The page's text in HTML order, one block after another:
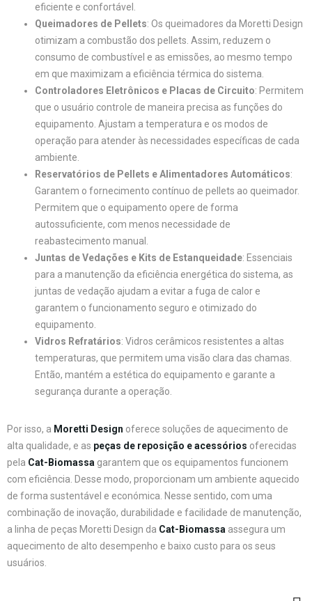
eficiente e confortável.
Queimadores de Pellets: Os queimadores da Moretti Design
otimizam a combustão dos pellets. Assim, reduzem o
consumo de combustível e as emissões, ao mesmo tempo
em que maximizam a eficiência térmica do sistema.
Controladores Eletrônicos e Placas de Circuito: Permitem
que o usuário controle de maneira precisa as funções do
equipamento. Ajustam a temperatura e os modos de
operação para atender às necessidades específicas de cada
ambiente.
Reservatórios de Pellets e Alimentadores Automáticos:
Garantem o fornecimento contínuo de pellets ao queimador.
Permitem que o equipamento opere de forma
autossuficiente, com menos necessidade de
reabastecimento manual.
Juntas de Vedações e Kits de Estanqueidade: Essenciais
para a manutenção da eficiência energética do sistema, as
juntas de vedação ajudam a evitar a fuga de calor e
garantem o funcionamento seguro e otimizado do
equipamento.
Vidros Refratários: Vidros cerâmicos resistentes a altas
temperaturas, que permitem uma visão clara das chamas.
Então, mantém a estética do equipamento e garante a
segurança durante a operação.
Por isso, a Moretti Design oferece soluções de aquecimento de
alta qualidade, e as peças de reposição e acessórios oferecidas
pela Cat-Biomassa garantem que os equipamentos funcionem
com eficiência. Desse modo, proporcionam um ambiente aquecido
de forma sustentável e económica. Nesse sentido, com uma
combinação de inovação, durabilidade e facilidade de manutenção,
a linha de peças Moretti Design da Cat-Biomassa assegura um
aquecimento de alto desempenho e baixo custo para os seus
usuários.